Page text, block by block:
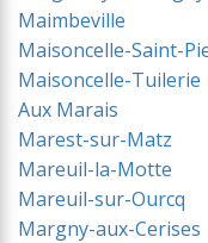
Maimbeville
Maisoncelle-Saint-
Maisoncelle-Tuilerie
Aux Marais
Marest-sur-Matz
Mareuil-la-Motte
Mareuil-sur-Ourcq
Margny-aux-Cerises